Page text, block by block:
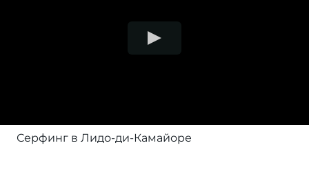
Серфинг в Лидо-ди-Камайоре